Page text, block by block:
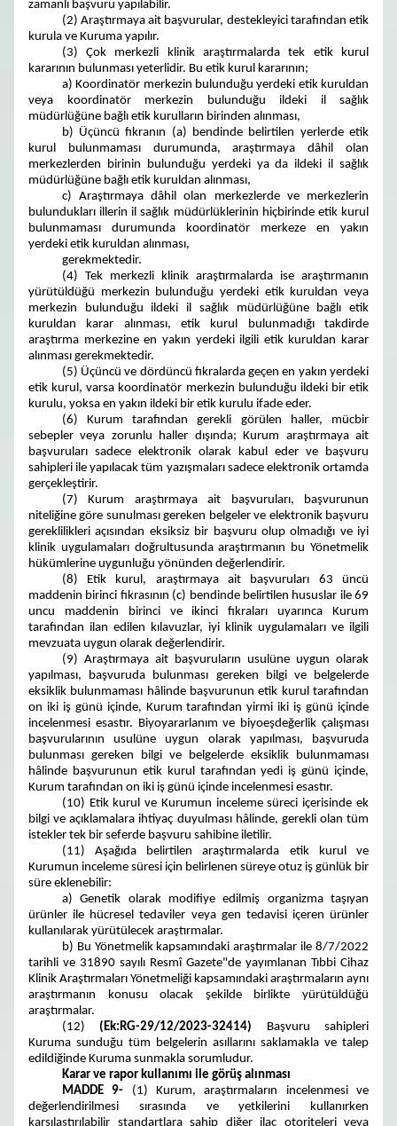
zamanlı başvuru yapılabilir.
(2) Araştırmaya ait başvurular, destekleyici tarafından etik
kurula ve Kuruma yapılır.
(3) Çok merkezli klinik araştırmalarda tek etik kurul
kararının bulunması yeterlidir. Bu etik kurul kararının;
a) Koordinatör merkezin bulunduğu yerdeki etik kuruldan
veya koordinatör merkezin bulunduğu ildeki il sağlık
müdürlüğüne bağlı etik kurulların birinden alınması,
b) Üçüncü fıkranın (a) bendinde belirtilen yerlerde etik
kurul bulunmaması durumunda, araştırmaya dâhil olan
merkezlerden birinin bulunduğu yerdeki ya da ildeki il sağlık
müdürlüğüne bağlı etik kuruldan alınması,
c) Araştırmaya dâhil olan merkezlerde ve merkezlerin
bulundukları illerin il sağlık müdürlüklerinin hiçbirinde etik kurul
bulunmaması durumunda koordinatör merkeze en yakın
yerdeki etik kuruldan alınması,
gerekmektedir.
(4) Tek merkezli klinik araştırmalarda ise araştırmanın
yürütüldüğü merkezin bulunduğu yerdeki etik kuruldan veya
merkezin bulunduğu ildeki il sağlık müdürlüğüne bağlı etik
kuruldan karar alınması, etik kurul bulunmadığı takdirde
araştırma merkezine en yakın yerdeki ilgili etik kuruldan karar
alınması gerekmektedir.
(5) Üçüncü ve dördüncü fıkralarda geçen en yakın yerdeki
etik kurul, varsa koordinatör merkezin bulunduğu ildeki bir etik
kurulu, yoksa en yakın ildeki bir etik kurulu ifade eder.
(6) Kurum tarafından gerekli görülen haller, mücbir
sebepler veya zorunlu haller dışında; Kurum araştırmaya ait
başvuruları sadece elektronik olarak kabul eder ve başvuru
sahipleri ile yapılacak tüm yazışmaları sadece elektronik ortamda
gerçekleştirir.
(7) Kurum araştırmaya ait başvuruları, başvurunun
niteliğine göre sunulması gereken belgeler ve elektronik başvuru
gereklilikleri açısından eksiksiz bir başvuru olup olmadığı ve iyi
klinik uygulamaları doğrultusunda araştırmanın bu Yönetmelik
hükümlerine uygunluğu yönünden değerlendirir.
(8) Etik kurul, araştırmaya ait başvuruları 63 üncü
maddenin birinci fıkrasının (c) bendinde belirtilen hususlar ile 69
uncu maddenin birinci ve ikinci fıkraları uyarınca Kurum
tarafından ilan edilen kılavuzlar, iyi klinik uygulamaları ve ilgili
mevzuata uygun olarak değerlendirir.
(9) Araştırmaya ait başvuruların usulüne uygun olarak
yapılması, başvuruda bulunması gereken bilgi ve belgelerde
eksiklik bulunmaması hâlinde başvurunun etik kurul tarafından
on iki iş günü içinde, Kurum tarafından yirmi iki iş günü içinde
incelenmesi esastır. Biyoyararlanım ve biyoeşdeğerlik çalışması
başvurularının usulüne uygun olarak yapılması, başvuruda
bulunması gereken bilgi ve belgelerde eksiklik bulunmaması
hâlinde başvurunun etik kurul tarafından yedi iş günü içinde,
Kurum tarafından on iki iş günü içinde incelenmesi esastır.
(10) Etik kurul ve Kurumun inceleme süreci içerisinde ek
bilgi ve açıklamalara ihtiyaç duyulması hâlinde, gerekli olan tüm
istekler tek bir seferde başvuru sahibine iletilir.
(11) Aşağıda belirtilen araştırmalarda etik kurul ve
Kurumun inceleme süresi için belirlenen süreye otuz iş günlük bir
süre eklenebilir:
a) Genetik olarak modifiye edilmiş organizma taşıyan
ürünler ile hücresel tedaviler veya gen tedavisi içeren ürünler
kullanılarak yürütülecek araştırmalar.
b) Bu Yönetmelik kapsamındaki araştırmalar ile 8/7/2022
tarihli ve 31890 sayılı Resmî Gazete"de yayımlanan Tıbbi Cihaz
Klinik Araştırmaları Yönetmeliği kapsamındaki araştırmaların aynı
araştırmanın konusu olacak şekilde birlikte yürütüldüğü
araştırmalar.
(12) (Ek:RG-29/12/2023-32414) Başvuru sahipleri
Kuruma sunduğu tüm belgelerin asıllarını saklamakla ve talep
edildiğinde Kuruma sunmakla sorumludur.
Karar ve rapor kullanımı ile görüş alınması
MADDE 9- (1) Kurum, araştırmaların incelenmesi ve
değerlendirilmesi sırasında ve yetkilerini kullanırken
karşılaştırılabilir standartlara sahip diğer ilaç otoriteleri veya